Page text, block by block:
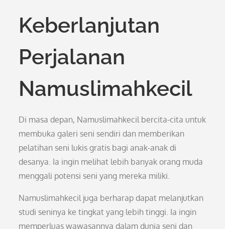
Keberlanjutan
Perjalanan
Namuslimahkecil
Di masa depan, Namuslimahkecil bercita-cita untuk
membuka galeri seni sendiri dan memberikan
pelatihan seni lukis gratis bagi anak-anak di
desanya. Ia ingin melihat lebih banyak orang muda
menggali potensi seni yang mereka miliki.
Namuslimahkecil juga berharap dapat melanjutkan
studi seninya ke tingkat yang lebih tinggi. Ia ingin
memperluas wawasannya dalam dunia seni dan